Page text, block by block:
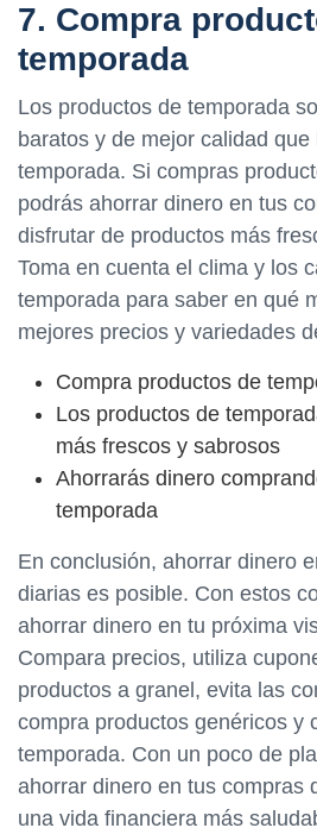
7. Compra
temporada
Los productos de temporada
baratos y de mejor calidad
temporada. Si compras
podrás ahorrar dinero en tus
disfrutar de productos más
Toma en cuenta el clima y los
temporada para saber en qué
mejores precios y variedades
Compra productos de
Los productos de
más frescos y sabrosos
Ahorrarás dinero
temporada
En conclusión, ahorrar dinero
diarias es posible. Con estos
ahorrar dinero en tu próxima
Compara precios, utiliza
productos a granel, evita las
compra productos genéricos y
temporada. Con un poco de
ahorrar dinero en tus compras
una vida financiera más